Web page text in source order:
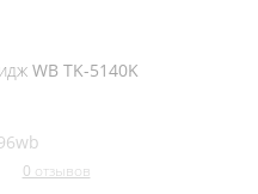
WB TK-5140K
0 отзывов